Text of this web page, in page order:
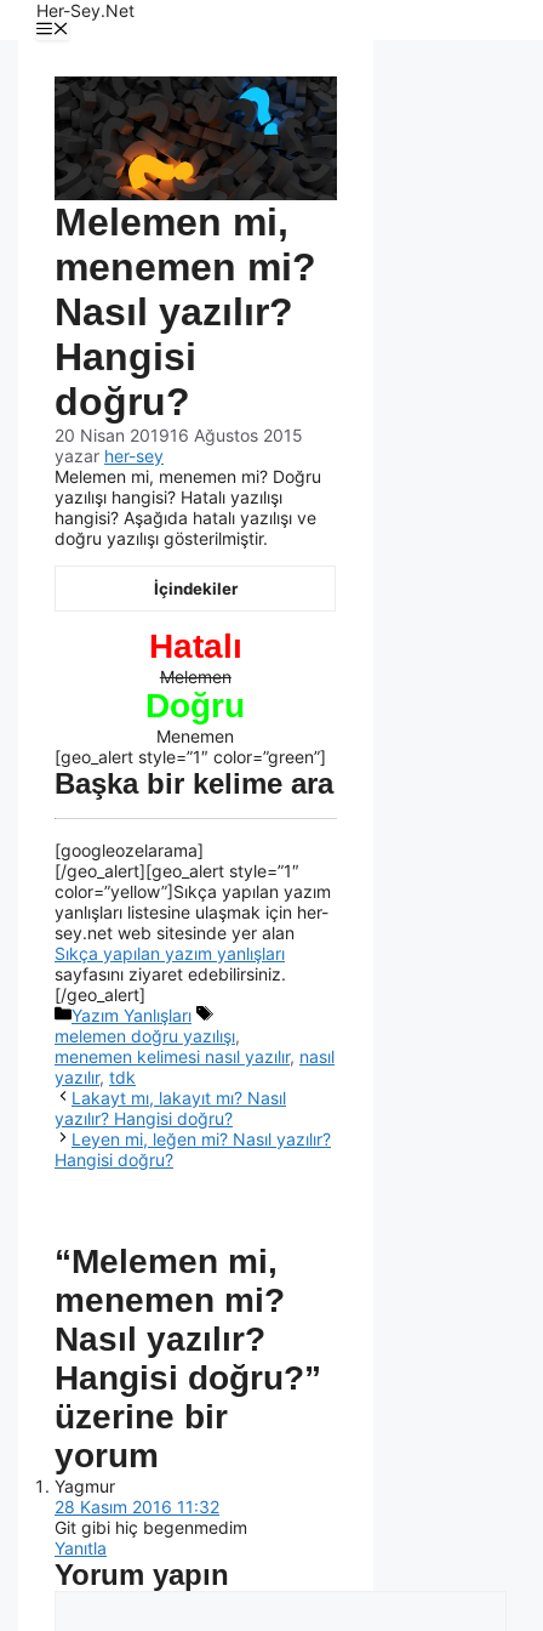
Her-Sey.Net
Melemen mi,
menemen mi?
Nasıl yazılır?
Hangisi
doğru?
20 Nisan 201916 Ağustos 2015
yazar her-sey
Melemen mi, menemen mi? Doğru
yazılışı hangisi? Hatalı yazılışı
hangisi? Aşağıda hatalı yazılışı ve
doğru yazılışı gösterilmiştir.
İçindekiler
Hatalı
Melemen
Doğru
Menemen
[geo_alert style=”1″ color=”green”]
Başka bir kelime ara
[googleozelarama]
[/geo_alert][geo_alert style=”1″
color=”yellow”]Sıkça yapılan yazım
yanlışları listesine ulaşmak için her-
sey.net web sitesinde yer alan
Sıkça yapılan yazım yanlışları
sayfasını ziyaret edebilirsiniz.
[/geo_alert]
Yazım Yanlışları
melemen doğru yazılışı,
menemen kelimesi nasıl yazılır, nasıl
yazılır, tdk
Lakayt mı, lakayıt mı? Nasıl
yazılır? Hangisi doğru?
Leyen mi, leğen mi? Nasıl yazılır?
Hangisi doğru?
“Melemen mi,
menemen mi?
Nasıl yazılır?
Hangisi doğru?”
üzerine bir
yorum
Yagmur
28 Kasım 2016 11:32
Git gibi hiç begenmedim
Yanıtla
Yorum yapın